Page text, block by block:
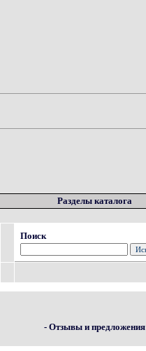
Разделы каталога
Поиск
- Отзывы и предложения